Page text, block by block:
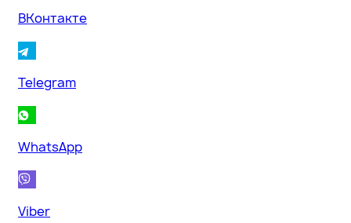
ВКонтакте
Telegram
WhatsApp
Viber